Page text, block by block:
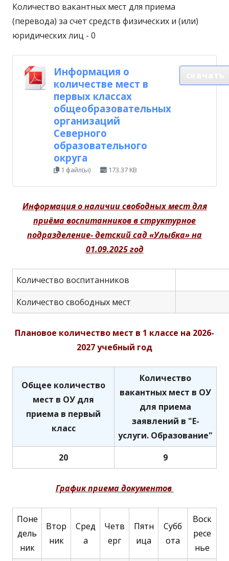
Количество вакантных мест для приема
(перевода) за счет средств физических и (или)
юридических лиц - 0
Информация о
количестве мест в
первых классах
общеобразовательных
организаций
Северного
образовательного
округа
1 файл(ы) 173.37 KB
Информация о наличии свободных мест для
приёма воспитанников в структурное
подразделение- детский сад «Улыбка» на
01.09.2025 год
Количество воспитанников
Количество свободных мест
Плановое количество мест в 1 классе на 2026-
2027 учебный год
Общее количество
мест в ОУ для
приема в первый
класс
Количество
вакантных мест в ОУ
для приема
заявлений в "Е-
услуги. Образование"
20
9
График приема документов
Поне
дель
ник
Втор
ник
Сред
а
Четв
ерг
Пятн
ица
Субб
ота
Воск
ресе
нье